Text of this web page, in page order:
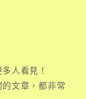
人看見！
文章，都非常